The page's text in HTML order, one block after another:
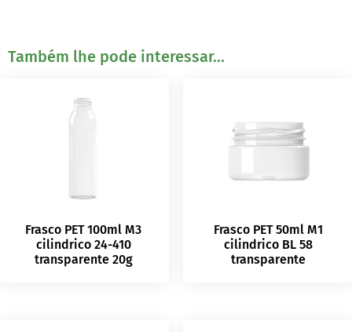
Também lhe pode interessar...
Frasco PET 100ml M3
cilindrico 24-410
transparente 20g
Frasco PET 50ml M1
cilindrico BL 58
transparente